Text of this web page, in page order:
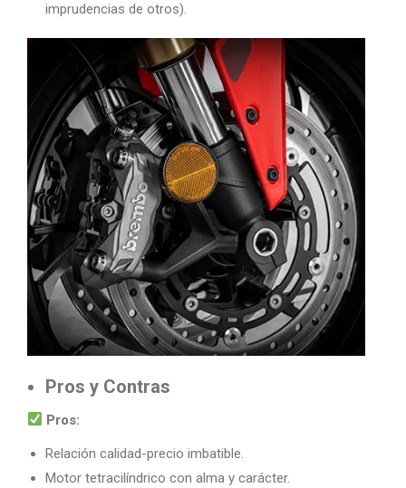
imprudencias de otros).
Pros y Contras
Pros:
Relación calidad-precio imbatible.
Motor tetracilíndrico con alma y carácter.